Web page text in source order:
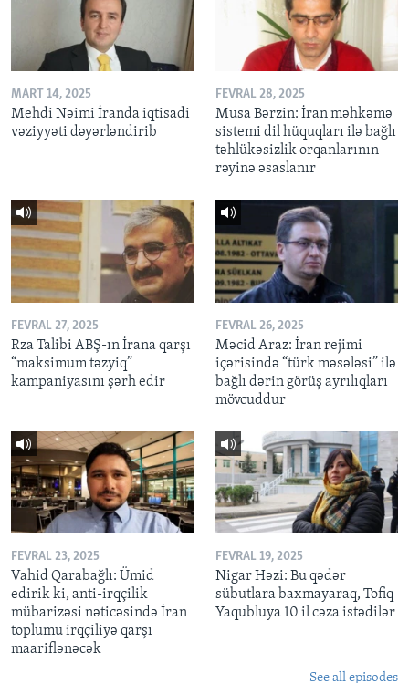
MART 14, 2025
Mehdi Nəimi İranda iqtisadi
vəziyyəti dəyərləndirib
FEVRAL 28, 2025
Musa Bərzin: İran məhkəmə
sistemi dil hüquqları ilə bağlı
təhlükəsizlik orqanlarının
rəyinə əsaslanır
FEVRAL 27, 2025
Rza Talibi ABŞ-ın İrana qarşı
“maksimum təzyiq”
kampaniyasını şərh edir
FEVRAL 26, 2025
Məcid Araz: İran rejimi
içərisində “türk məsələsi” ilə
bağlı dərin görüş ayrılıqları
mövcuddur
FEVRAL 23, 2025
Vahid Qarabağlı: Ümid
edirik ki, anti-irqçilik
mübarizəsi nəticəsində İran
toplumu irqçiliyə qarşı
maariflənəcək
FEVRAL 19, 2025
Nigar Həzi: Bu qədər
sübutlara baxmayaraq, Tofiq
Yaqubluya 10 il cəza istədilər
See all episodes